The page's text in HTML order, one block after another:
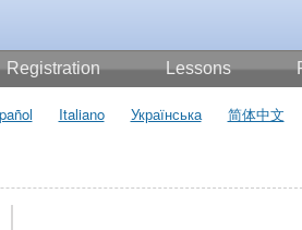
Registration Lessons
Italiano Українська 简体中文